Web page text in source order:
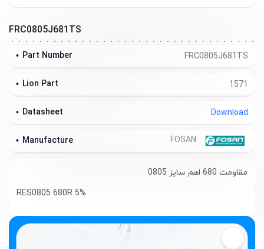
FRC0805J681TS
FRC0805J681TS
Part Number
1571
Lion Part
Download
Datasheet
Manufacture
مقاومت 680 اهم سایز 0805
RES0805 680R 5%